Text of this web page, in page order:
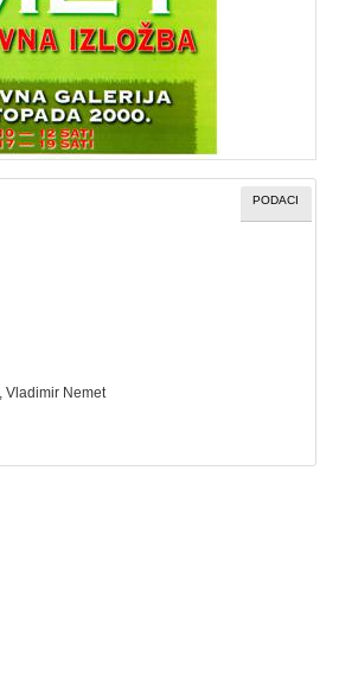
PODACI
, Vladimir Nemet